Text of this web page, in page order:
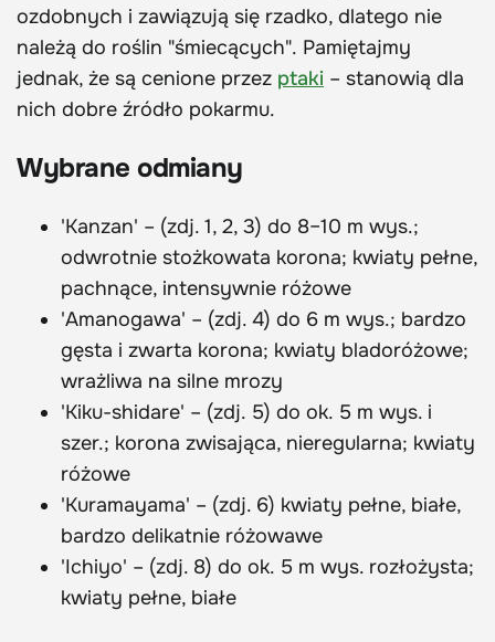
ozdobnych i zawiązują się rzadko, dlatego nie
należą do roślin "śmiecących". Pamiętajmy
jednak, że są cenione przez ptaki – stanowią dla
nich dobre źródło pokarmu.
Wybrane odmiany
'Kanzan' – (zdj. 1, 2, 3) do 8–10 m wys.;
odwrotnie stożkowata korona; kwiaty pełne,
pachnące, intensywnie różowe
'Amanogawa' – (zdj. 4) do 6 m wys.; bardzo
gęsta i zwarta korona; kwiaty bladoróżowe;
wrażliwa na silne mrozy
'Kiku-shidare' – (zdj. 5) do ok. 5 m wys. i
szer.; korona zwisająca, nieregularna; kwiaty
różowe
'Kuramayama' – (zdj. 6) kwiaty pełne, białe,
bardzo delikatnie różowawe
'Ichiyo' – (zdj. 8) do ok. 5 m wys. rozłożysta;
kwiaty pełne, białe